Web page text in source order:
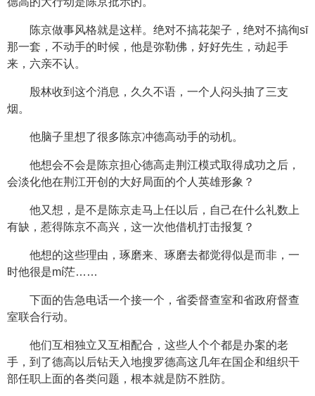
陈京做事风格就是这样。绝对不搞花架子，绝对不搞徇sī
那一套，不动手的时候，他是弥勒佛，好好先生，动起手
来，六亲不认。
殷林收到这个消息，久久不语，一个人闷头抽了三支
烟。
他脑子里想了很多陈京冲德高动手的动机。
他想会不会是陈京担心德高走荆江模式取得成功之后，
会淡化他在荆江开创的大好局面的个人英雄形象？
他又想，是不是陈京走马上任以后，自己在什么礼数上
有缺，惹得陈京不高兴，这一次他借机打击报复？
他想的这些理由，琢磨来、琢磨去都觉得似是而非，一
时他很是mí茫……
下面的告急电话一个接一个，省委督查室和省政府督查
室联合行动。
他们互相独立又互相配合，这些人个个都是办案的老
手，到了德高以后钻天入地搜罗德高这几年在国企和组织干
部任职上面的各类问题，根本就是防不胜防。